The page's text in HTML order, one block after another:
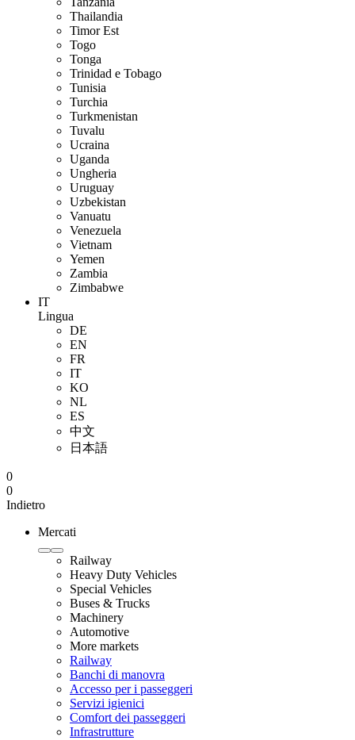
Thailandia
Timor Est
Togo
Tonga
Trinidad e Tobago
Tunisia
Turchia
Turkmenistan
Tuvalu
Ucraina
Uganda
Ungheria
Uruguay
Uzbekistan
Vanuatu
Venezuela
Vietnam
Yemen
Zambia
Zimbabwe
IT
Lingua
DE
EN
FR
IT
KO
NL
ES
中文
日本語
0
0
Indietro
Mercati
Railway
Heavy Duty Vehicles
Special Vehicles
Buses & Trucks
Machinery
Automotive
More markets
Railway
Banchi di manovra
Accesso per i passeggeri
Servizi igienici
Comfort dei passeggeri
Infrastrutture